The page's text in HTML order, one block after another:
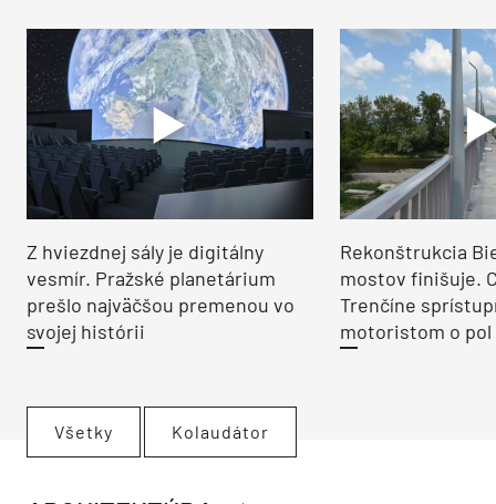
Z hviezdnej sály je digitálny
vesmír. Pražské planetárium
prešlo najväčšou premenou vo
svojej histórii
Rekonštrukcia
mostov finišuje.
Trenčíne
motoristom o pol
Všetky Kolaudátor